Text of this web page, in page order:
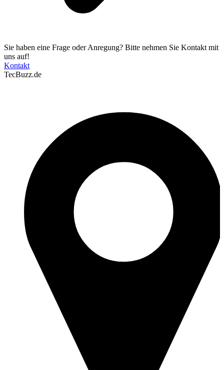
Sie haben eine Frage oder Anregung? Bitte nehmen Sie Kontakt mit
uns auf!
Kontakt
TecBuzz.de